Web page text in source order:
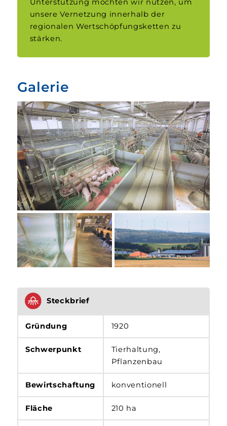
Unter­stützung möchten wir nutzen, um
unsere Vernetzung inner­halb der
regionalen Wertschöpfungs­­ketten zu
stärken.
Galerie
Steckbrief
Gründung 1920
Schwerpunkt
Tierhaltung,
Pflanzenbau
Bewirtschaftung konventionell
Fläche 210 ha